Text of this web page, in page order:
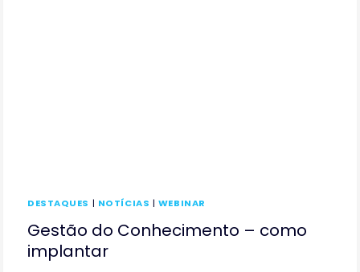
DESTAQUES | NOTÍCIAS | WEBINAR
Gestão do Conhecimento – como
implantar